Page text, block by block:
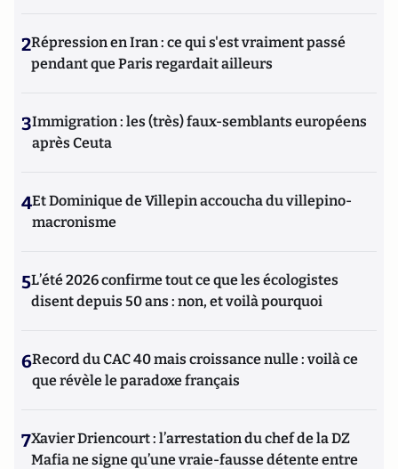
2Répression en Iran : ce qui s'est vraiment passé
pendant que Paris regardait ailleurs
3Immigration : les (très) faux-semblants européens
après Ceuta
4Et Dominique de Villepin accoucha du villepino-
macronisme
5L’été 2026 confirme tout ce que les écologistes
disent depuis 50 ans : non, et voilà pourquoi
6Record du CAC 40 mais croissance nulle : voilà ce
que révèle le paradoxe français
7Xavier Driencourt : l’arrestation du chef de la DZ
Mafia ne signe qu’une vraie-fausse détente entre